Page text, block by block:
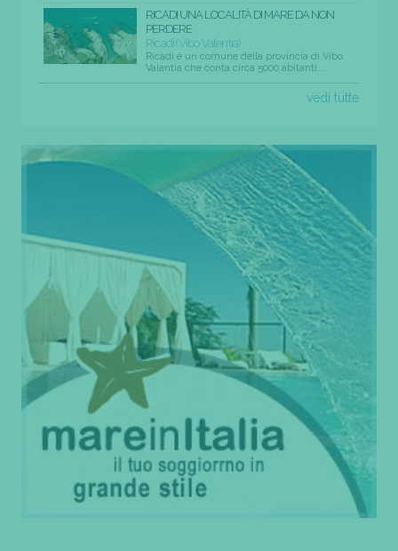
RICADI UNA LOCALITÀ DI MARE DA NON
PERDERE
Ricadi (Vibo Valentia)
Ricadi è un comune della provincia di Vibo
Valentia che conta circa 5000 abitanti....
vedi tutte